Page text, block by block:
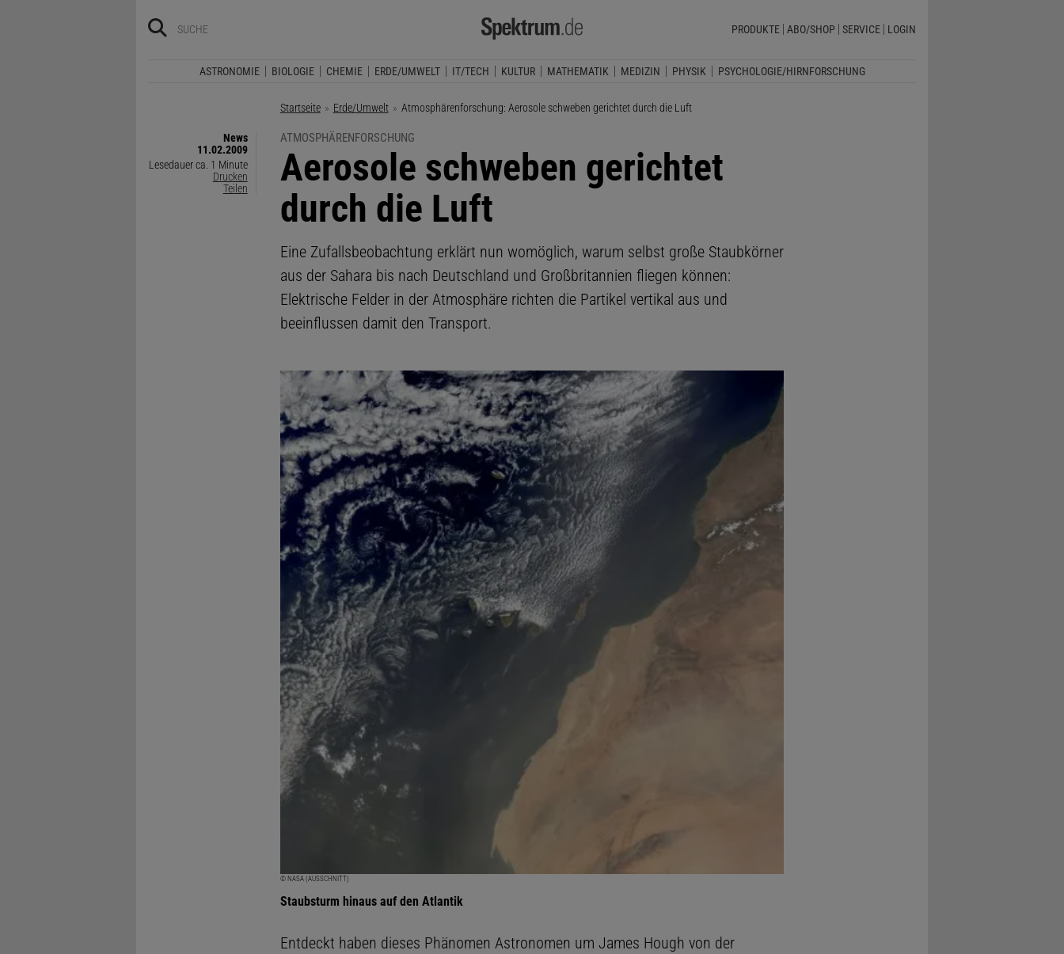
PRODUKTE ABO/SHOP SERVICE LOGIN
ASTRONOMIE BIOLOGIE CHEMIE ERDE/UMWELT IT/TECH KULTUR MATHEMATIK MEDIZIN PHYSIK PSYCHOLOGIE/HIRNFORSCHUNG
Startseite Erde/Umwelt Aktuelle Seite:
Atmosphärenforschung: Aerosole schweben gerichtet durch die Luft
News
11.02.2009
Lesedauer ca. 1 Minute
Drucken
Teilen
ATMOSPHÄRENFORSCHUNG
:
Aerosole schweben gerichtet
durch die Luft
Eine Zufallsbeobachtung erklärt nun womöglich, warum selbst große Staubkörner
aus der Sahara bis nach Deutschland und Großbritannien fliegen können:
Elektrische Felder in der Atmosphäre richten die Partikel vertikal aus und
beeinflussen damit den Transport.
© NASA (AUSSCHNITT)
Staubsturm hinaus auf den Atlantik
Entdeckt haben dieses Phänomen Astronomen um James Hough von der